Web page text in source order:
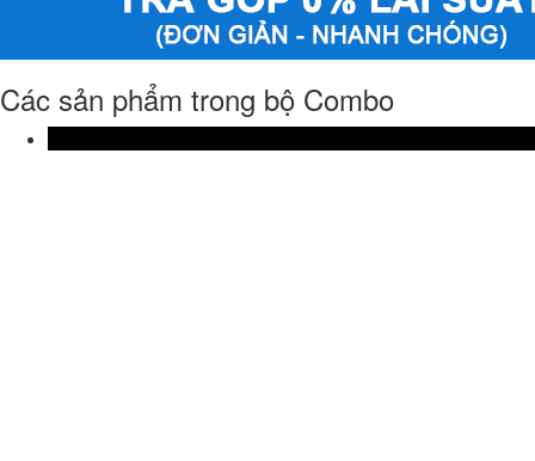
Các sản phẩm trong bộ Combo